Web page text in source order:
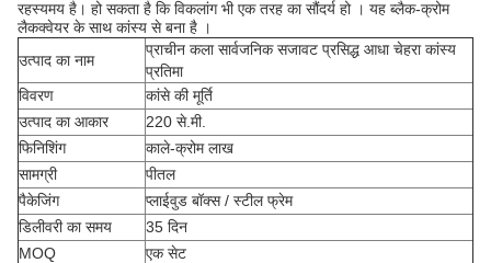
रहस्यमय है। हो सकता है कि विकलांग भी एक तरह का सौंदर्य हो । यह ब्लैक-क्रोम
लैकक्वेयर के साथ कांस्य से बना है ।
उत्पाद का नाम
प्राचीन कला सार्वजनिक सजावट प्रसिद्ध आधा चेहरा कांस्य
प्रतिमा
विवरण
कांसे की मूर्ति
उत्पाद का आकार
220 से.मी.
फिनिशिंग
काले-क्रोम लाख
सामग्री
पीतल
पैकेजिंग
प्लाईवुड बॉक्स / स्टील फ्रेम
डिलीवरी का समय
35 दिन
MOQ
एक सेट